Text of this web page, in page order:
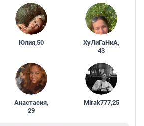
Юлия,50 ХуЛиГаНкА,
43
Анастасия,
29
Mirak777,25